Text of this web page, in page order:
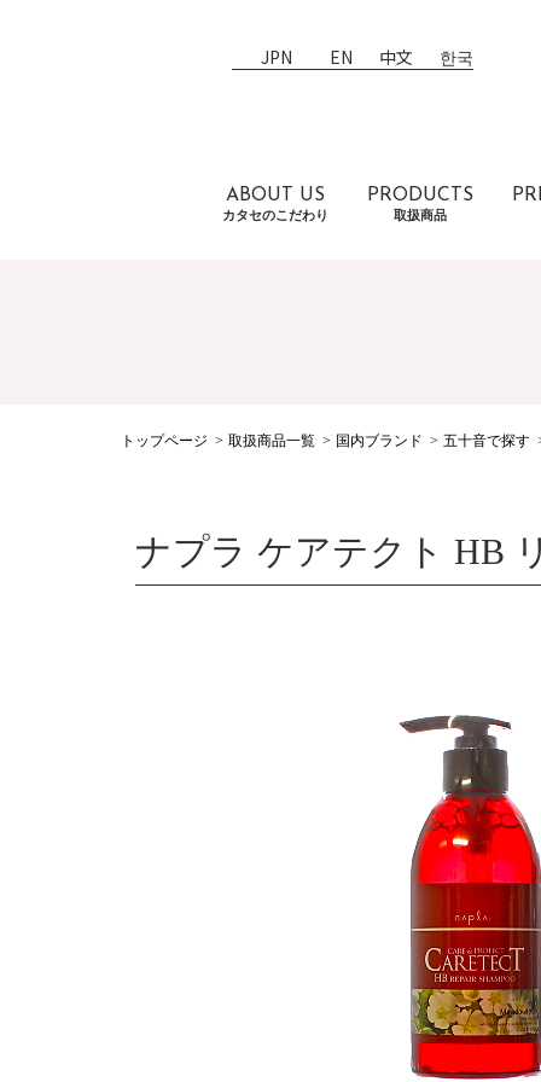
JPN EN 中文 한국
ABOUT US
カタセのこだわり
PRODUCTS
取扱商品
トップページ 取扱商品一覧 国内ブランド 五十音で探す
ナプラ ケアテクト HB